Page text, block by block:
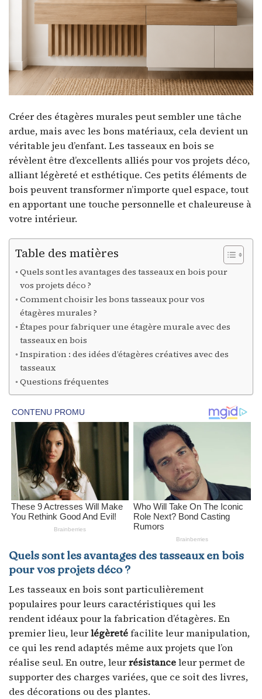
Créer des étagères murales peut sembler une tâche
ardue, mais avec les bons matériaux, cela devient un
véritable jeu d’enfant. Les tasseaux en bois se
révèlent être d’excellents alliés pour vos projets déco,
alliant légèreté et esthétique. Ces petits éléments de
bois peuvent transformer n’importe quel espace, tout
en apportant une touche personnelle et chaleureuse à
votre intérieur.
Table des matières
Quels sont les avantages des tasseaux en bois pour
vos projets déco ?
Comment choisir les bons tasseaux pour vos
étagères murales ?
Étapes pour fabriquer une étagère murale avec des
tasseaux en bois
Inspiration : des idées d’étagères créatives avec des
tasseaux
Questions fréquentes
Quels sont les avantages des tasseaux en bois
pour vos projets déco ?
Les tasseaux en bois sont particulièrement
populaires pour leurs caractéristiques qui les
rendent idéaux pour la fabrication d’étagères. En
premier lieu, leurlégèretéfacilite leur manipulation,
ce qui les rend adaptés même aux projets que l’on
réalise seul. En outre, leurrésistanceleur permet de
supporter des charges variées, que ce soit des livres,
des décorations ou des plantes.